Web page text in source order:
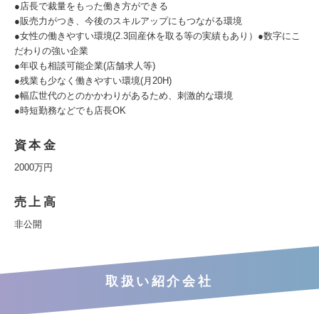
●店長で裁量をもった働き方ができる
●販売力がつき、今後のスキルアップにもつながる環境
●女性の働きやすい環境(2.3回産休を取る等の実績もあり）●数字にこ
だわりの強い企業
●年収も相談可能企業(店舗求人等)
●残業も少なく働きやすい環境(月20H)
●幅広世代のとのかかわりがあるため、刺激的な環境
●時短勤務などでも店長OK
資本金
2000万円
売上高
非公開
取扱い紹介会社